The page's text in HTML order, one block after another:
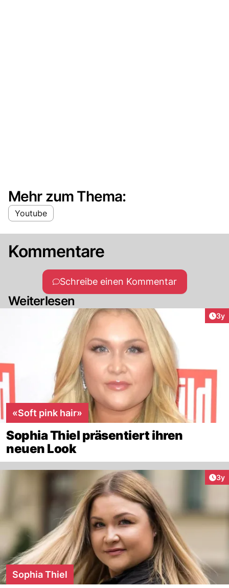
Mehr zum Thema:
Youtube
Kommentare
Schreibe einen Kommentar
Weiterlesen
3y
«Soft pink hair»
Sophia Thiel präsentiert ihren
neuen Look
3y
Sophia Thiel